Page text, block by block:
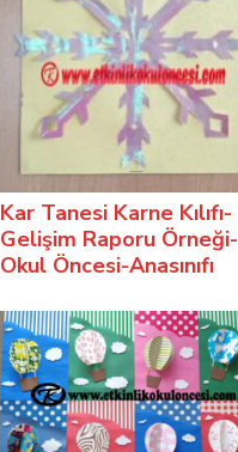
Kar Tanesi Karne Kılıfı-
Gelişim Raporu Örneği-
Okul Öncesi-Anasınıfı